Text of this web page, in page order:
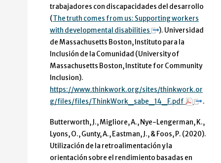
trabajadores con discapacidades del desarrollo
(The truth comes from us: Supporting workers
with developmental disabilities
). Universidad
de Massachusetts Boston, Instituto para la
Inclusión de la Comunidad (University of
Massachusetts Boston, Institute for Community
Inclusion).
https://www.thinkwork.org/sites/thinkwork.or
g/files/files/ThinkWork_sabe_14_F.pdf
.
Butterworth, J., Migliore, A., Nye-Lengerman, K.,
Lyons, O., Gunty, A., Eastman, J., & Foos, P. (2020).
Utilización de la retroalimentación y la
orientación sobre el rendimiento basadas en